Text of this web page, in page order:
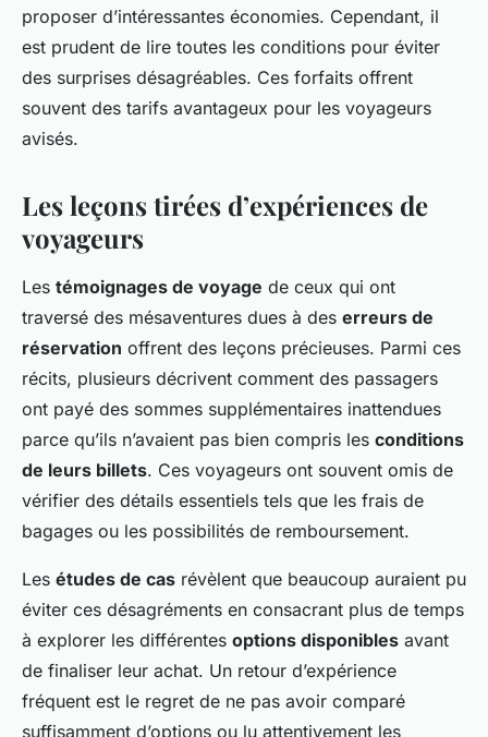
proposer d’intéressantes économies. Cependant, il
est prudent de lire toutes les conditions pour éviter
des surprises désagréables. Ces forfaits offrent
souvent des tarifs avantageux pour les voyageurs
avisés.
Les leçons tirées d’expériences de
voyageurs
Les témoignages de voyage de ceux qui ont
traversé des mésaventures dues à des erreurs de
réservation offrent des leçons précieuses. Parmi ces
récits, plusieurs décrivent comment des passagers
ont payé des sommes supplémentaires inattendues
parce qu’ils n’avaient pas bien compris les conditions
de leurs billets. Ces voyageurs ont souvent omis de
vérifier des détails essentiels tels que les frais de
bagages ou les possibilités de remboursement.
Les études de cas révèlent que beaucoup auraient pu
éviter ces désagréments en consacrant plus de temps
à explorer les différentes options disponibles avant
de finaliser leur achat. Un retour d’expérience
fréquent est le regret de ne pas avoir comparé
suffisamment d’options ou lu attentivement les